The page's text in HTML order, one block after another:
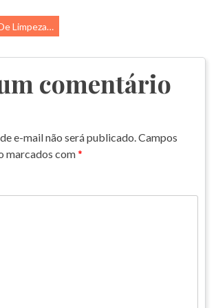
E Rios – CLEAN UP DAY
comentário
e-mail não será publicado.Campos
marcados com*